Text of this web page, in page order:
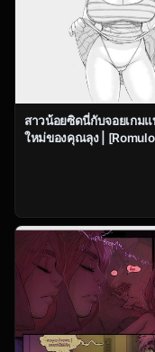
สาวน้อยซิดนี่กับจอยเกม
ใหม่ของคุณลุง | [Romulo